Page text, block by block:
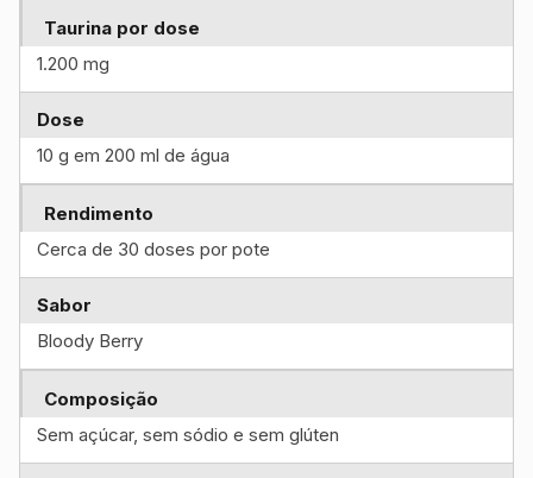
Taurina por dose
1.200 mg
Dose
10 g em 200 ml de água
Rendimento
Cerca de 30 doses por pote
Sabor
Bloody Berry
Composição
Sem açúcar, sem sódio e sem glúten